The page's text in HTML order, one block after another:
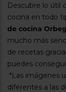
Descubre lo útil
cocina en todo
de cocina
mucho más
de recetas
puedes
*Las imágenes
diferentes a las